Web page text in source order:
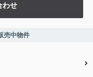
わせ
中物件